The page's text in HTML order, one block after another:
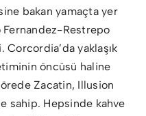
bakan yamaçta yer
Fernandez-Restrepo
yaklaşık
öncüsü haline
Zacatin, Illusion
sahip. Hepsinde kahve